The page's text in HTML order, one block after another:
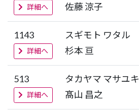
詳細へ
佐藤 涼子
1143
詳細へ
スギモト ワタル
杉本 亘
513
詳細へ
タカヤマ マサユキ
髙山 昌之